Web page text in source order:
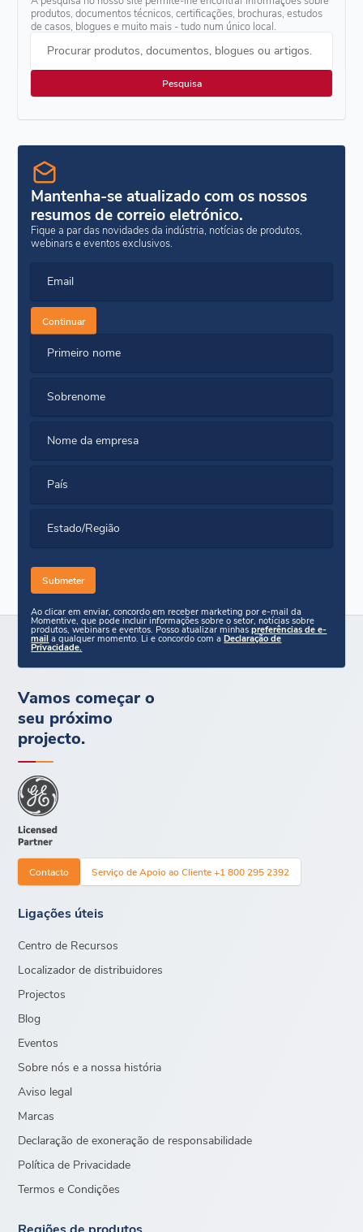
produtos, documentos técnicos, certificações, brochuras, estudos
de casos, blogues e muito mais - tudo num único local.
Procurar produtos, documentos, blogues ou artigos.
Mantenha-se atualizado com os nossos
resumos de correio eletrónico.
Fique a par das novidades da indústria, notícias de produtos,
webinars e eventos exclusivos.
Email
Continuar
Primeiro nome
Sobrenome
Nome da empresa
País
Estado/Região
Ao clicar em enviar, concordo em receber marketing por e-mail da
Momentive, que pode incluir informações sobre o setor, notícias sobre
produtos, webinars e eventos. Posso atualizar minhaspreferências de e-
mail a qualquer momento. Li e concordo com aDeclaração de
Privacidade.
Vamos começar o
seu próximo
projecto.
Contacto Serviço de Apoio ao Cliente +1 800 295 2392
Ligações úteis
Centro de Recursos
Localizador de distribuidores
Projectos
Blog
Eventos
Sobre nós e a nossa história
Aviso legal
Marcas
Declaração de exoneração de responsabilidade
Política de Privacidade
Termos e Condições
Regiões de produtos